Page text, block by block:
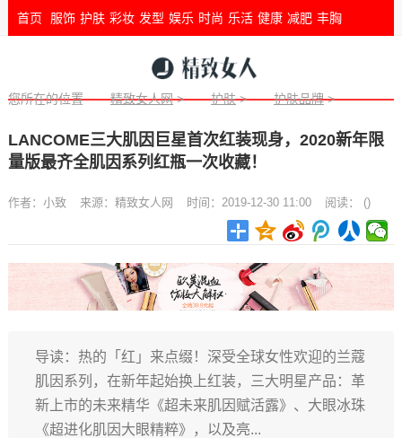
首页 服饰 护肤 彩妆 发型 娱乐 时尚 乐活 健康 减肥 丰胸
您所在的位置 精致女人网> 护肤> 护肤品牌>
LANCOME三大肌因巨星首次红装现身，2020新年限
量版最齐全肌因系列红瓶一次收藏！
作者： 小致 来源： 精致女人网 时间：2019-12-30 11:00 阅读： ()
导读：热的「红」来点缀！深受全球女性欢迎的兰蔻
肌因系列，在新年起始换上红装，三大明星产品：革
新上市的未来精华《超未来肌因赋活露》、大眼冰珠
《超进化肌因大眼精粹》，以及亮...